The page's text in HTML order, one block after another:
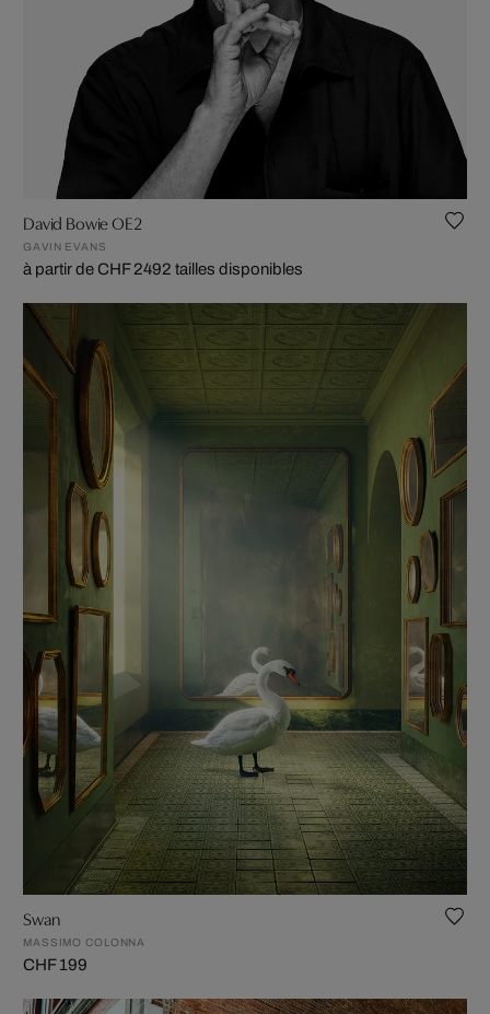
David Bowie OE2
GAVIN EVANS
à partir de CHF 2492 tailles disponibles
Swan
MASSIMO COLONNA
CHF 199